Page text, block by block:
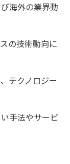
海外の業界動
の技術動向に
テクノロジー
手法やサービ